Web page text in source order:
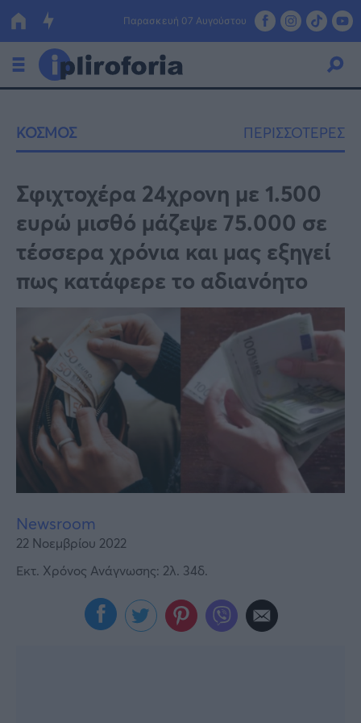
Παρασκευή 07 Αυγούστου
Οικονομία
Πολιτική
Τράπεζες
Επιδοτήσεις
ΕΣΠΑ
Κόσμος
Lifestyle
Αθλητικά
Υγεία
Γυναίκα
Καιρός
ΚΟΣΜΟΣ ΠΕΡΙΣΣΟΤΕΡΕΣ
Σφιχτοχέρα 24χρονη με 1.500
ευρώ μισθό μάζεψε 75.000 σε
τέσσερα χρόνια και μας εξηγεί
πως κατάφερε το αδιανόητο
Newsroom
22 Νοεμβρίου 2022
Εκτ. Χρόνος Ανάγνωσης: 2λ. 34δ.